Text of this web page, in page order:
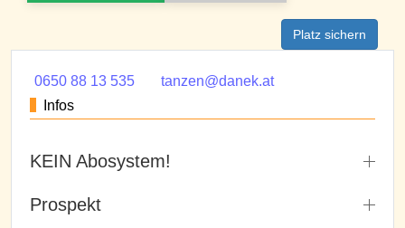
Platz sichern
0650 88 13 535
tanzen@danek.at
Infos
KEIN Abosystem!
Prospekt